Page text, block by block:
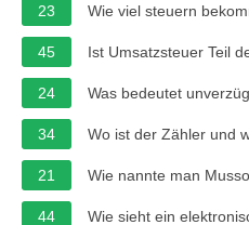
23
Wie viel steuern
45 Ist Umsatzsteuer Teil
24 Was bedeutet
34 Wo ist der Zähler und
21 Wie nannte man
44 Wie sieht ein